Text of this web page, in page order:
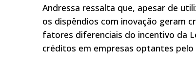
Andressa ressalta que, apesar de
os dispêndios com inovação geram
fatores diferenciais do incentivo da
créditos em empresas optantes